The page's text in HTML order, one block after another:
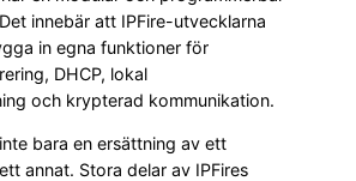
innebär att IPFire-utvecklarna
in egna funktioner för
DHCP, lokal
och krypterad kommunikation.
bara en ersättning av ett
annat. Stora delar av IPFires